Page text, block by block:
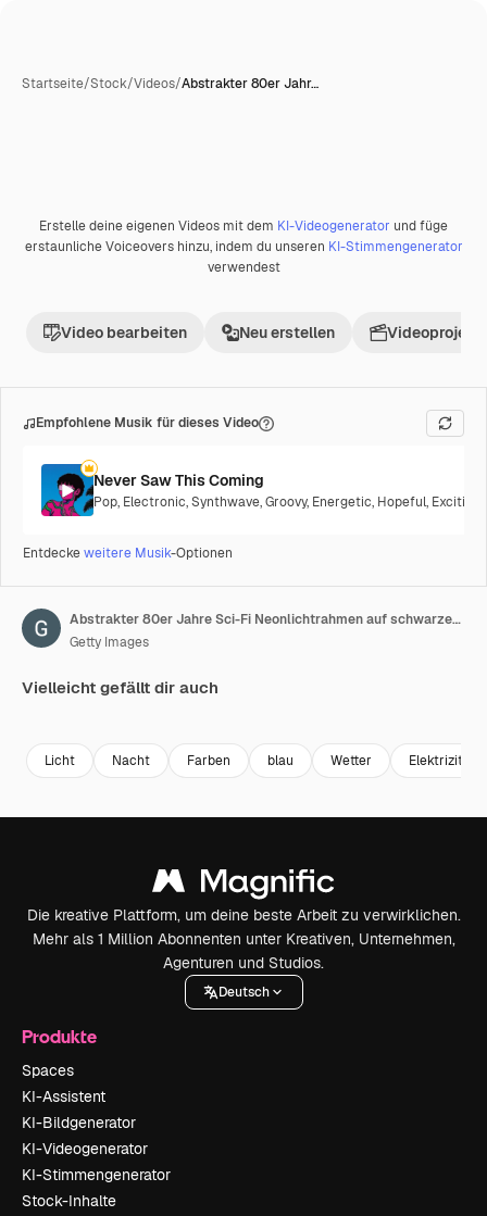
Startseite/Stock/Videos/Abstrakter 80er Jahr…
Premium
Erstelle deine eigenen Videos mit dem KI-Videogenerator und füge
erstaunliche Voiceovers hinzu, indem du unseren KI-Stimmengenerator
verwendest
Video bearbeiten Neu erstellen Videoprojekt
Empfohlene Musik für dieses Video
Never Saw This Coming
Pop, Electronic,Synthwave,Groovy, Energetic, Hopeful, Exciting
Entdeckeweitere Musik-Optionen
Abstrakter 80er Jahre Sci-Fi Neonlichtrahmen auf schwarzem Hintergrund. Laser-Show Endlosschleifenanimation. 4K-Video
Getty Images
Vielleicht gefällt dir auch
Licht Nacht Farben blau Wetter Elektrizität
Die kreative Plattform, um deine beste Arbeit zu verwirklichen.
Mehr als 1 Million Abonnenten unter Kreativen, Unternehmen,
Agenturen und Studios.
Deutsch
Produkte
Spaces
KI-Assistent
KI-Bildgenerator
KI-Videogenerator
KI-Stimmengenerator
Stock-Inhalte